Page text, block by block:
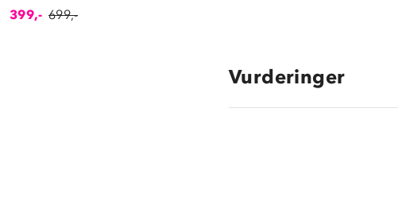
399,- 699,-
Vurderinger